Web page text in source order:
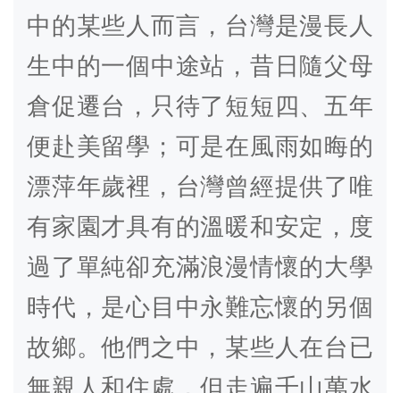
中的某些人而言，台灣是漫長人
生中的一個中途站，昔日隨父母
倉促遷台，只待了短短四、五年
便赴美留學；可是在風雨如晦的
漂萍年歲裡，台灣曾經提供了唯
有家園才具有的溫暖和安定，度
過了單純卻充滿浪漫情懷的大學
時代，是心目中永難忘懷的另個
故鄉。他們之中，某些人在台已
無親人和住處，但走遍千山萬水